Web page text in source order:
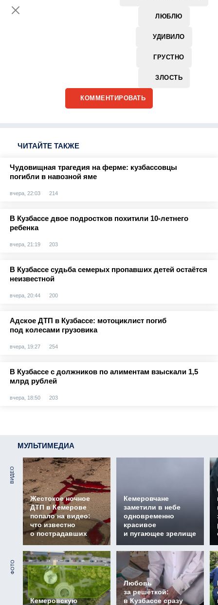
ЛЮБЛЮ
УДИВИЛО
ГРУСТНО
ЗЛОСТЬ
КОММЕНТИРОВАТЬ
ЧИТАЙТЕ ТАКЖЕ
Чудовищная трагедия на ферме: кузбассовцы
погибли в навозной яме
вчера, 22:03 214
В Кузбассе двое подростков похитили 10-летнего
ребенка
вчера, 21:19 203
В Кузбассе судьба семерых пропавших детей остаётся
неизвестной
вчера, 20:44 200
Адское ДТП в Кузбассе: мотоциклист погиб
под колесами грузовика
вчера, 19:27 254
В Кузбассе с должников по алиментам взыскали 1,5
млрд рублей
вчера, 18:50 203
МУЛЬТИМЕДИА
ВИДЕО
Жестокое ночное
ДТП в Кемерове
попало на видео:
что известно
о пострадавших
Кемеровчане
заметили в небе
одновременно
красивое
и пугающее зрелище
ФОТО
Кемеровскую
Любовь
за решёткой:
в Кузбассе сразу